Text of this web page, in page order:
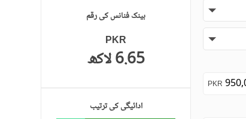
PKR
بینک فنانس کی رقم
PKR
6.65 لاکھ
ادائیگی کی ترتیب